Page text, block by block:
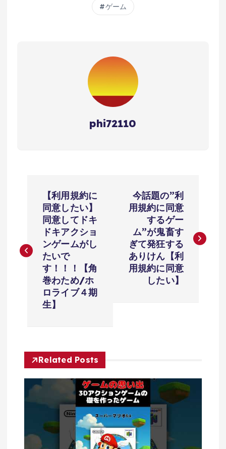
ゲーム
phi72110
ビ
ョ
ン
【利用規約に
同意したい】
同意してドキ
ドキアクショ
ンゲームがし
たいで
す！！！【角
巻わため/ホ
ロライブ４期
生】
今話題の”利
用規約に同意
するゲー
ム”が鬼畜す
ぎて発狂する
ありけん【利
用規約に同意
したい】
Related Posts